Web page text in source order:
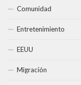
Comunidad
Entretenimiento
EEUU
Migración